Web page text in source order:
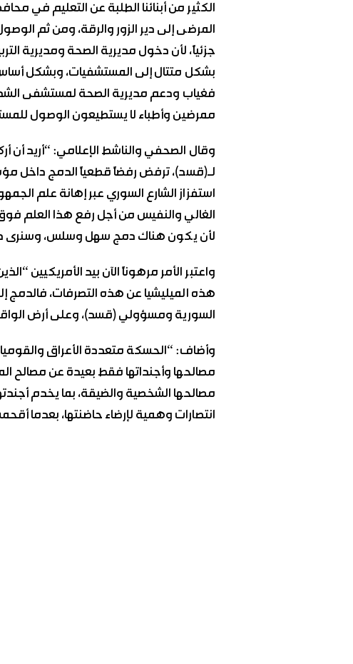
الكثير من أبنائنا الطلبة عن التعليم في
المرضى إلى دير الزور والرقة، ومن ثم
جزئياً، لأن دخول مديرية الصحة ومديرية
بشكل متتال إلى المستشفيات، وبشكل
فغياب ودعم مديرية الصحة لمستشفى
ممرضين وأطباء لا يستطيعون الوصول
وقال الصحفي والناشط الإعلامي: “أريد أن
لـ(قسد)، ترفض رفضاً قطعياً الدمج داخل
استفزاز الشارع السوري عبر إهانة علم
الغالي والنفيس من أجل رفع هذا العلم
لأن يكون هناك دمج سهل وسلس، وسنرى
واعتبر الأمر مرهوناً الآن بيد الأمريكيين
هذه الميليشيا عن هذه التصرفات، فالدمج
السورية ومسؤولي (قسد)، وعلى أرض
وأضاف: “الحسكة متعددة الأعراق
مصالحها وأجنداتها فقط بعيدة عن مصالح
مصالحها الشخصية والضيقة، بما يخدم
انتصارات وهمية لإرضاء حاضنتها، بعدما أقحمت